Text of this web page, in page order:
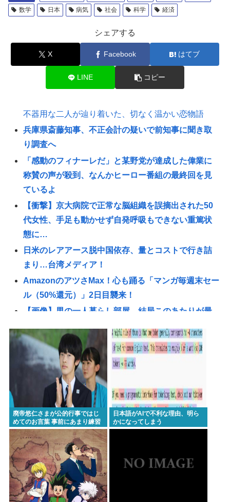
数学
日本 病気 社会 科学 経済
シェアする
X Facebook はてブ
LINE コピー
不器用な二人が辿り着いた、切なく温かい恋物語
兵庫県斎藤知事、不正会計の疑いで前知事に聞き取
り調査へ
「感動のフィナーレだ」と某野党が達成した偉業に
称賛の声が殺到、なんかヒーロー番組の最終回を見
ているよ
【衝撃】京大病院で正常な脳組織を誤摘出された50
代女性、手足も動かせず自発呼吸もできない重篤状
態に…
日米のレアアース脱中国依存、量とコストで行き詰
まり…台湾メディア！
AmazonのアツさMax！心も踊る「マンガ毎週末セー
ル（50%還元）」2日目襲来！
【画像】男の一人暮らし部屋、結局このあたりが最
【衝撃】京大病院で正常な脳組織を誤摘出された50
代女性、手足も動かせず自発呼吸もできない重篤状
態に…「意識はある」
【緊縮財政が原因】従業員「退職」で倒産 最多ペー
【住民を威圧】熊本被災地訪問 高市への接触を拒む
このコワモテ男は何者？
高市早苗さん、相手に発言させない面会が決まる
www
『ちいかわ』が巨大”キャラコンテンツ”になった理
由 漫画研究&キャラクター論から紐解く
廃帝悠仁さまが公的行事ではじ
めてのお言葉 事前にあまり練習
してないっぽい。滑舌悪いし大
丈夫なの
日本語がAIで不利な理由、明ら
かになってしまう